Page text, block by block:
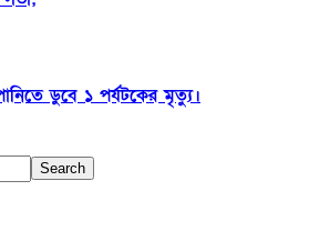
ডুবে ১ পর্যটকের মৃত্যু।
Search